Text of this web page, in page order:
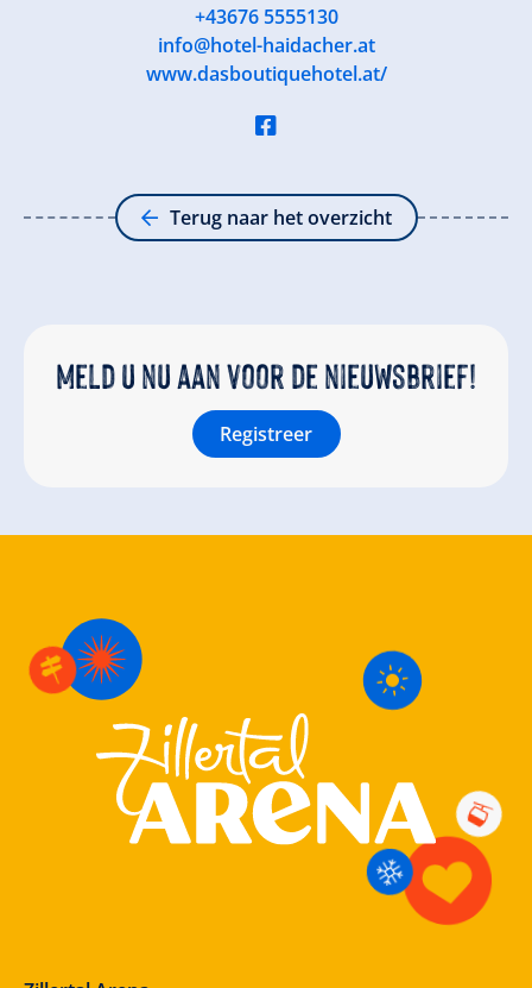
+43676 5555130
info@hotel-haidacher.at
www.dasboutiquehotel.at/
Terug naar het overzicht
Meld u nu aan voor de nieuwsbrief!
Registreer